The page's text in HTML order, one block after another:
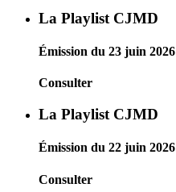
La Playlist CJMD
Émission du 23 juin 2026
Consulter
La Playlist CJMD
Émission du 22 juin 2026
Consulter